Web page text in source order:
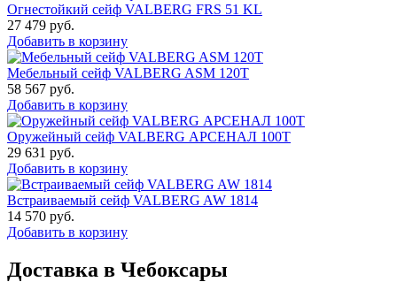
Огнестойкий сейф VALBERG FRS 51 KL
27 479 руб.
Добавить в корзину
Мебельный сейф VALBERG ASM 120T
58 567 руб.
Добавить в корзину
Оружейный сейф VALBERG АРСЕНАЛ 100Т
29 631 руб.
Добавить в корзину
Встраиваемый сейф VALBERG AW 1814
14 570 руб.
Добавить в корзину
Доставка в Чебоксары